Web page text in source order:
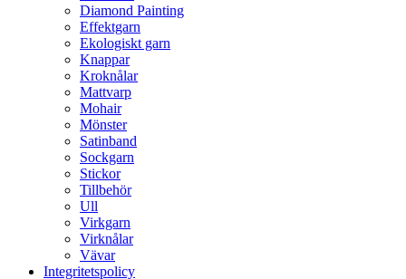
Diamond Painting
Effektgarn
Ekologiskt garn
Knappar
Kroknålar
Mattvarp
Mohair
Mönster
Satinband
Sockgarn
Stickor
Tillbehör
Ull
Virkgarn
Virknålar
Vävar
Integritetspolicy